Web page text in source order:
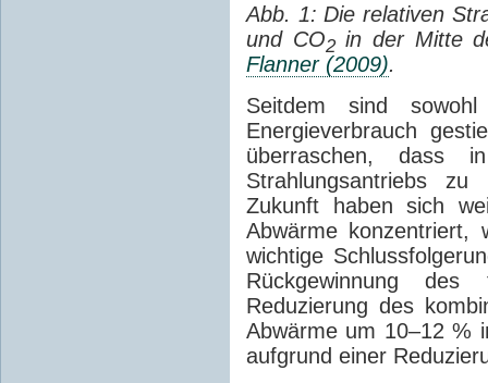
Abb. 1: Die relativen
und CO2in der Mitte
Flanner (2009).
Seitdem sind
Energieverbrauch
überraschen, dass
Strahlungsantriebs
Zukunft haben sich
Abwärme
wichtige
Rückgewinnung
Reduzierung des
Abwärme um 10–12 %
aufgrund einer